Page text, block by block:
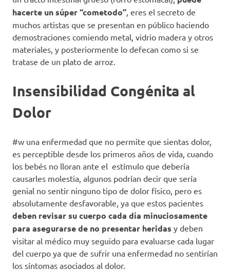
hacerte un súper “cometodo”, eres el secreto de
muchos artistas que se presentan en público haciendo
demostraciones comiendo metal, vidrio madera y otros
materiales, y posteriormente lo defecan como si se
tratase de un plato de arroz.
Insensibilidad Congénita al
Dolor
#w una enfermedad que no permite que sientas dolor,
es perceptible desde los primeros años de vida, cuando
los bebés no lloran ante el estímulo que debería
causarles molestia, algunos podrían decir que sería
genial no sentir ninguno tipo de dolor físico, pero es
absolutamente desfavorable, ya que estos pacientes
deben revisar su cuerpo cada día minuciosamente
para asegurarse de no presentar heridas y deben
visitar al médico muy seguido para evaluarse cada lugar
del cuerpo ya que de sufrir una enfermedad no sentirían
los síntomas asociados al dolor.